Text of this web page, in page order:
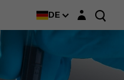
DE Login-Maske